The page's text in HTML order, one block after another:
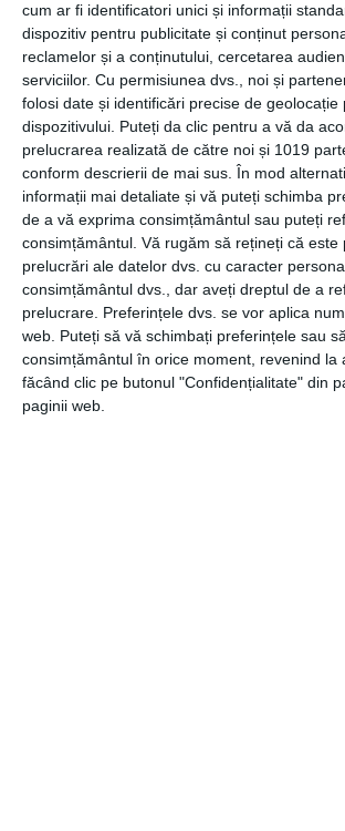
cum ar fi identificatori unici și informații
dispozitiv pentru publicitate și conținut
reclamelor și a conținutului, cercetarea
serviciilor. Cu permisiunea dvs., noi și
folosi date și identificări precise de geolocație
dispozitivului. Puteți da clic pentru a vă da
prelucrarea realizată de către noi și 1019
conform descrierii de mai sus. În mod
informații mai detaliate și vă puteți schimba
de a vă exprima consimțământul sau puteți
consimțământul. Vă rugăm să rețineți că este
prelucrări ale datelor dvs. cu caracter
consimțământul dvs., dar aveți dreptul de a
prelucrare. Preferințele dvs. se vor aplica
web. Puteți să vă schimbați preferințele sau
consimțământul în orice moment, revenind la
făcând clic pe butonul "Confidențialitate" din
paginii web.
diverse cursuri pe teme de dezvoltare
siguranță astfel de daruri vor fi foarte
jumătatea ta!
Deserturi
Cadouri simple dar foarte potrivite
sunt chiar dulciurile. Fie că optezi pentru
bomboane de ciocolată frumos
pentru un tort personalizat cu un mesaj
vei transforma ziua de 24 februarie într-o
dulce. Ba chiar mai mult decât atât, poți
desert delicios pentru iubita sau soția ta!